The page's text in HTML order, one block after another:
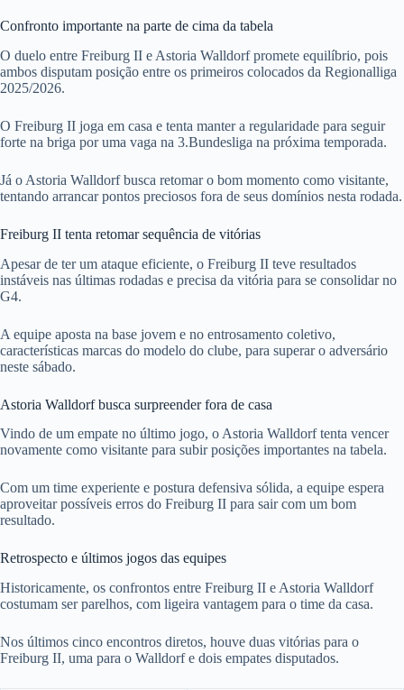
Confronto importante na parte de cima da tabela
O duelo entre Freiburg II e Astoria Walldorf promete equilíbrio, pois
ambos disputam posição entre os primeiros colocados da Regionalliga
2025/2026.
O Freiburg II joga em casa e tenta manter a regularidade para seguir
forte na briga por uma vaga na 3.Bundesliga na próxima temporada.
Já o Astoria Walldorf busca retomar o bom momento como visitante,
tentando arrancar pontos preciosos fora de seus domínios nesta rodada.
Freiburg II tenta retomar sequência de vitórias
Apesar de ter um ataque eficiente, o Freiburg II teve resultados
instáveis nas últimas rodadas e precisa da vitória para se consolidar no
G4.
A equipe aposta na base jovem e no entrosamento coletivo,
características marcas do modelo do clube, para superar o adversário
neste sábado.
Astoria Walldorf busca surpreender fora de casa
Vindo de um empate no último jogo, o Astoria Walldorf tenta vencer
novamente como visitante para subir posições importantes na tabela.
Com um time experiente e postura defensiva sólida, a equipe espera
aproveitar possíveis erros do Freiburg II para sair com um bom
resultado.
Retrospecto e últimos jogos das equipes
Historicamente, os confrontos entre Freiburg II e Astoria Walldorf
costumam ser parelhos, com ligeira vantagem para o time da casa.
Nos últimos cinco encontros diretos, houve duas vitórias para o
Freiburg II, uma para o Walldorf e dois empates disputados.